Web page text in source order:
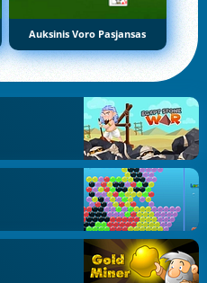
Auksinis Voro Pasjansas